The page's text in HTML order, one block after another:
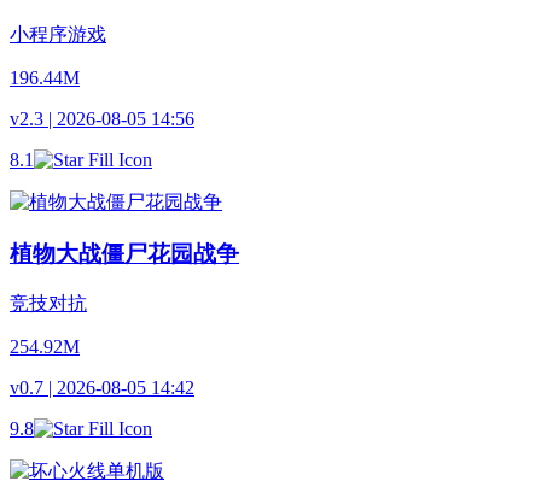
小程序游戏
196.44M
v2.3 | 2026-08-05 14:56
8.1
植物大战僵尸花园战争
竞技对抗
254.92M
v0.7 | 2026-08-05 14:42
9.8